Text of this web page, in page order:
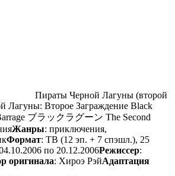
Пираты Черной Лагуны (второй
Лагуны: Второе Заграждение Black
ブラックラグーン The Second
Жанры: приключения,
Формат: ТВ (12 эп. + 7 спэшл.), 25
по 20.12.2006Режиссер:
оригинала: Хироэ РэйАдаптация